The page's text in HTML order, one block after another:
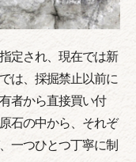
定され、現在では新
は、採掘禁止以前に
者から直接買い付
石の中から、それぞ
一つひとつ丁寧に制